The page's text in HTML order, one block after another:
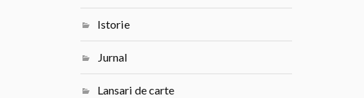
Istorie
Jurnal
Lansari de carte